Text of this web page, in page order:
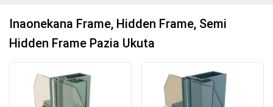
Inaonekana Frame, Hidden Frame, Semi
Hidden Frame Pazia Ukuta